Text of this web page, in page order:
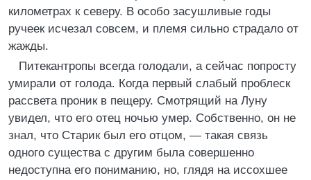
километрах к северу. В особо засушливые годы
ручеек исчезал совсем, и племя сильно страдало от
жажды.
Питекантропы всегда голодали, а сейчас попросту
умирали от голода. Когда первый слабый проблеск
рассвета проник в пещеру. Смотрящий на Луну
увидел, что его отец ночью умер. Собственно, он не
знал, что Старик был его отцом, — такая связь
одного существа с другим была совершенно
недоступна его пониманию, но, глядя на иссохшее